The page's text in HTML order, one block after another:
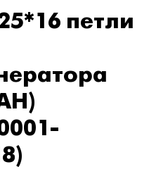
петли